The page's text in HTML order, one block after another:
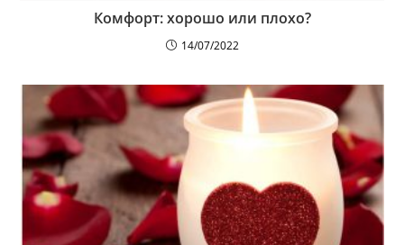
Комфорт: хорошо или плохо?
14/07/2022